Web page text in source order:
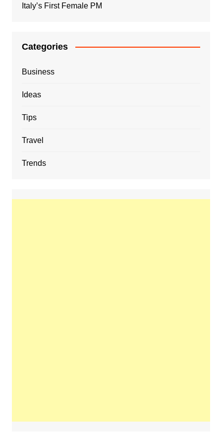
Italy’s First Female PM
Categories
Business
Ideas
Tips
Travel
Trends